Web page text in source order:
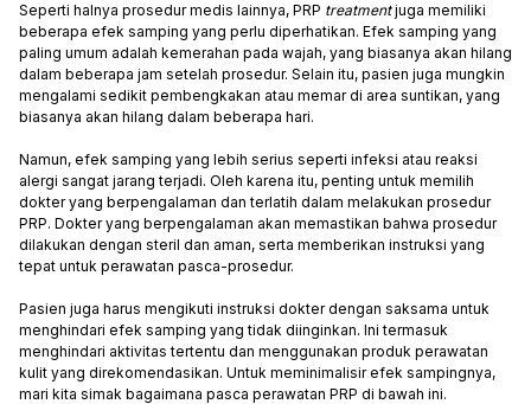
Seperti halnya prosedur medis lainnya, PRP treatmentjuga memiliki
beberapa efek samping yang perlu diperhatikan. Efek samping yang
paling umum adalah kemerahan pada wajah, yang biasanya akan hilang
dalam beberapa jam setelah prosedur. Selain itu, pasien juga mungkin
mengalami sedikit pembengkakan atau memar di area suntikan, yang
biasanya akan hilang dalam beberapa hari.
Namun, efek samping yang lebih serius seperti infeksi atau reaksi
alergi sangat jarang terjadi. Oleh karena itu, penting untuk memilih
dokter yang berpengalaman dan terlatih dalam melakukan prosedur
PRP. Dokter yang berpengalaman akan memastikan bahwa prosedur
dilakukan dengan steril dan aman, serta memberikan instruksi yang
tepat untuk perawatan pasca-prosedur.
Pasien juga harus mengikuti instruksi dokter dengan saksama untuk
menghindari efek samping yang tidak diinginkan. Ini termasuk
menghindari aktivitas tertentu dan menggunakan produk perawatan
kulit yang direkomendasikan. Untuk meminimalisir efek sampingnya,
mari kita simak bagaimana pasca perawatan PRP di bawah ini.